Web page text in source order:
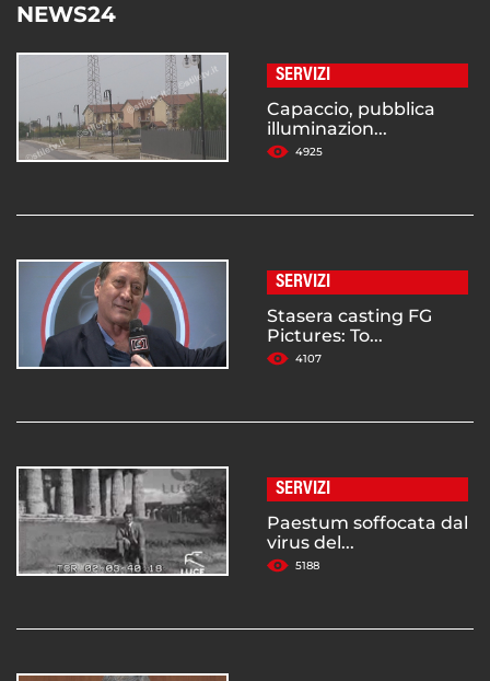
NEWS24
SERVIZI
Capaccio, pubblica
illuminazion...
4925
SERVIZI
Stasera casting FG
Pictures: To...
4107
SERVIZI
Paestum soffocata dal
virus del...
5188